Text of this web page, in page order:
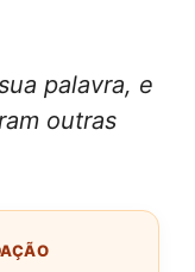
palavra, e
outras